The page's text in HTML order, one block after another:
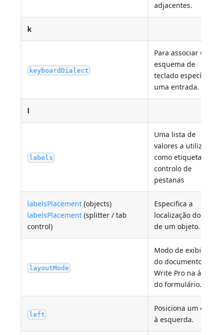
adjacentes.
k
keyboardDialect
Para associar um
esquema de
teclado específico a
uma entrada.
l
labels
Uma lista de
valores a utilizar
como etiquetas de
controlo de
pestanas
labelsPlacement (objects)
labelsPlacement (splitter / tab
control)
Especifica a
localização do texto
de um objeto.
layoutMode
Modo de exibição
do documento 4D
Write Pro na área
do formulário.
left
Posiciona um objeto
à esquerda.